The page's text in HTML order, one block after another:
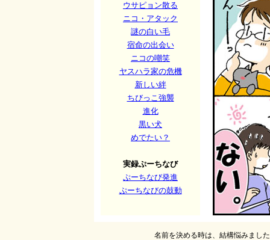
ウサピョン散る
ニコ・アタック
謎の白い毛
宿命の出会い
ニコの嘲笑
ヤスハラ家の危機
新しい絆
ちびっこ強襲
進化
黒い犬
めでたい？
実録ぷーちなび
ぷーちなび発進
ぷーちなびの鼓動
名前を決める時は、結構悩みまし